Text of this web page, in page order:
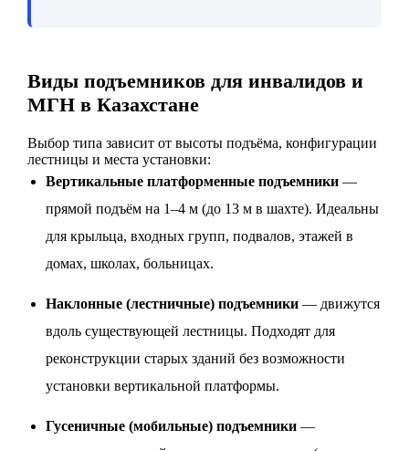
Виды подъемников для инвалидов и
МГН в Казахстане
Выбор типа зависит от высоты подъёма, конфигурации
лестницы и места установки:
Вертикальные платформенные подъемники —
прямой подъём на 1–4 м (до 13 м в шахте). Идеальны
для крыльца, входных групп, подвалов, этажей в
домах, школах, больницах.
Наклонные (лестничные) подъемники — движутся
вдоль существующей лестницы. Подходят для
реконструкции старых зданий без возможности
установки вертикальной платформы.
Гусеничные (мобильные) подъемники —